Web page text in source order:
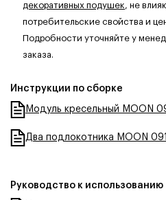
декоративных подушек, не
потребительские свойства и
Подробности уточняйте у
заказа.
Инструкции по сборке
Модуль кресельный MOON
Два подлокотника MOON 091
Руководство к использованию